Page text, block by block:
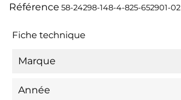
Référence 58-24298-148-4-825-652901-02
Fiche technique
Marque
Année